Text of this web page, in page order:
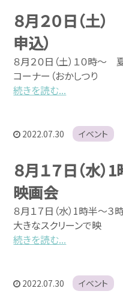
８月２０日（土
申込）
８月２０日（土）１０時
コーナー（おかしつり
続きを読む...
2022.07.30 イベント
８月１７日（水
映画会
８月１７日（水）1時半～
大きなスクリーンで映
続きを読む...
2022.07.30 イベント